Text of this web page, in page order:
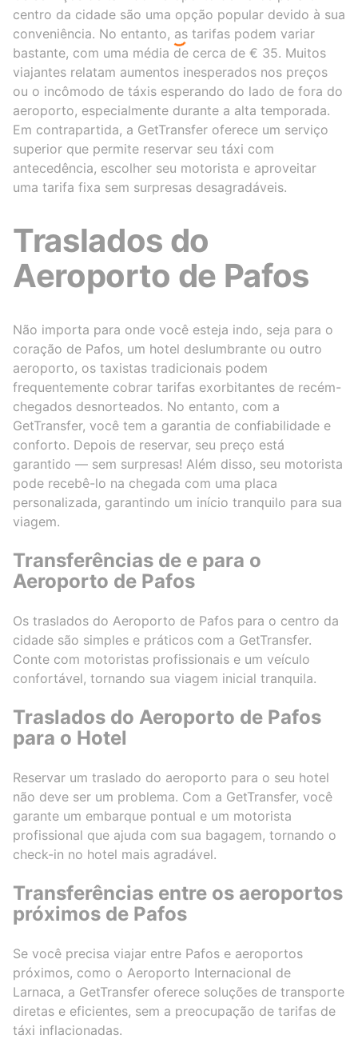
centro da cidade são uma opção popular devido à sua
conveniência. No entanto, as tarifas podem variar
bastante, com uma média de cerca de € 35. Muitos
viajantes relatam aumentos inesperados nos preços
ou o incômodo de táxis esperando do lado de fora do
aeroporto, especialmente durante a alta temporada.
Em contrapartida, a GetTransfer oferece um serviço
superior que permite reservar seu táxi com
antecedência, escolher seu motorista e aproveitar
uma tarifa fixa sem surpresas desagradáveis.
Traslados do
Aeroporto de Pafos
Não importa para onde você esteja indo, seja para o
coração de Pafos, um hotel deslumbrante ou outro
aeroporto, os taxistas tradicionais podem
frequentemente cobrar tarifas exorbitantes de recém-
chegados desnorteados. No entanto, com a
GetTransfer, você tem a garantia de confiabilidade e
conforto. Depois de reservar, seu preço está
garantido — sem surpresas! Além disso, seu motorista
pode recebê-lo na chegada com uma placa
personalizada, garantindo um início tranquilo para sua
viagem.
Transferências de e para o
Aeroporto de Pafos
Os traslados do Aeroporto de Pafos para o centro da
cidade são simples e práticos com a GetTransfer.
Conte com motoristas profissionais e um veículo
confortável, tornando sua viagem inicial tranquila.
Traslados do Aeroporto de Pafos
para o Hotel
Reservar um traslado do aeroporto para o seu hotel
não deve ser um problema. Com a GetTransfer, você
garante um embarque pontual e um motorista
profissional que ajuda com sua bagagem, tornando o
check-in no hotel mais agradável.
Transferências entre os aeroportos
próximos de Pafos
Se você precisa viajar entre Pafos e aeroportos
próximos, como o Aeroporto Internacional de
Larnaca, a GetTransfer oferece soluções de transporte
diretas e eficientes, sem a preocupação de tarifas de
táxi inflacionadas.